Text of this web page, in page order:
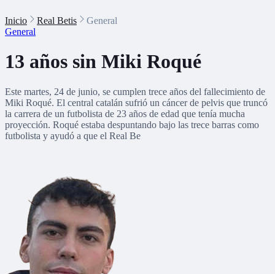
Inicio Real Betis
General
General
13 años sin Miki Roqué
Este martes, 24 de junio, se cumplen trece años del fallecimiento de
Miki Roqué. El central catalán sufrió un cáncer de pelvis que truncó
la carrera de un futbolista de 23 años de edad que tenía mucha
proyección. Roqué estaba despuntando bajo las trece barras como
futbolista y ayudó a que el Real Be